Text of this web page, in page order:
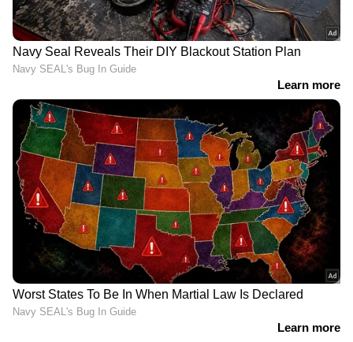
ഫോണ്‍ അക്കൗണ്ടുകള്‍ ഉണ്ടാക്കുന്നവര്‍ക്കും
എതിരെ പരാതി നല്‍കാന്‍ അനുവദിക്കുന്ന
പുതിയ നിയമം അടുത്തിടെ നിലവില്‍
വാട്ട്സ്ആപ്പ് ഇല്ലാതാക്കും.